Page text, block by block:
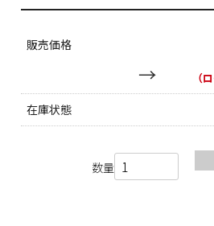
販売価格
（
在庫状態
数量